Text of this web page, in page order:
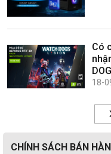
Có
18-
CHÍNH SÁCH BÁN